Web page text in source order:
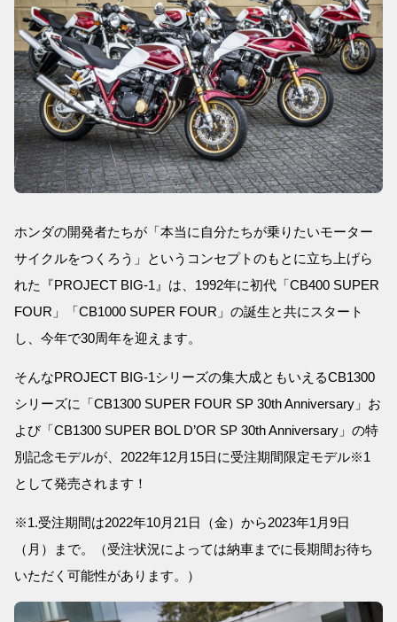
ホンダの開発者たちが「本当に自分たちが乗りたいモーター
サイクルをつくろう」というコンセプトのもとに立ち上げら
れた『PROJECT BIG-1』は、1992年に初代「CB400 SUPER
FOUR」「CB1000 SUPER FOUR」の誕生と共にスタート
し、今年で30周年を迎えます。
そんなPROJECT BIG-1シリーズの集大成ともいえるCB1300
シリーズに「CB1300 SUPER FOUR SP 30th Anniversary」お
よび「CB1300 SUPER BOL D’OR SP 30th Anniversary」の特
別記念モデルが、2022年12月15日に受注期間限定モデル※1
として発売されます！
※1.受注期間は2022年10月21日（金）から2023年1月9日
（月）まで。（受注状況によっては納車までに長期間お待ち
いただく可能性があります。）